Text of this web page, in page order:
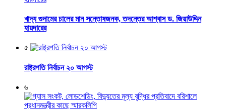
খাদ্য গুদামের চালের মান সন্তোষজনক, তদন্তের আশ্বাস ড. জিয়াউদ্দিন
হায়দারের
৫
রাষ্ট্রপতি নির্বাচন ২০ আগস্ট
৬